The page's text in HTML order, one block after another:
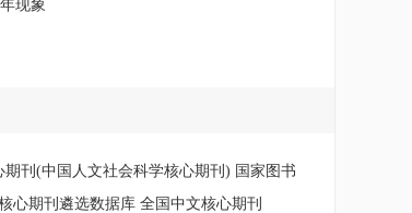
现象
刊(中国人文社会科学核心期刊) 国家图书
心期刊遴选数据库 全国中文核心期刊